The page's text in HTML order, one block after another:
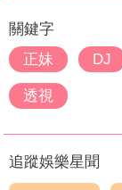
關鍵字
正妹
DJ
透視
追蹤娛樂星聞